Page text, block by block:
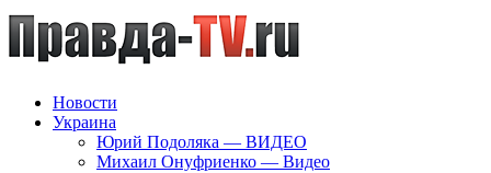
Новости
Украина
Юрий Подоляка — ВИДЕО
Михаил Онуфриенко — Видео